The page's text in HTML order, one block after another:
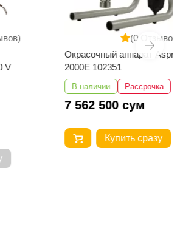
(0 Отзывов)
Окрасочный аппарат Aspro
2000E 102351
В наличии Рассрочка
7 562 500 сум
Купить сразу